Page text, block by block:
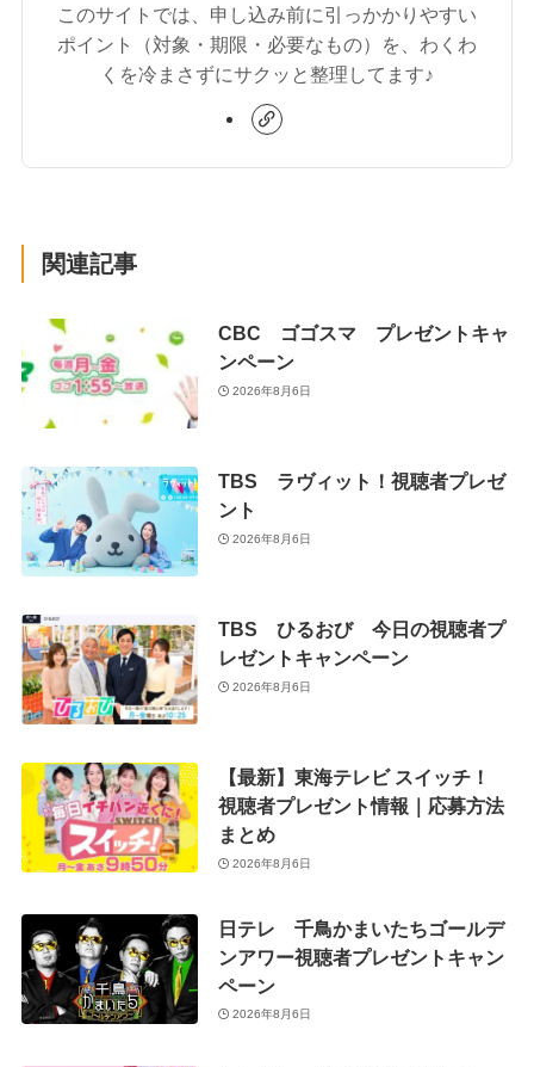
このサイトでは、申し込み前に引っかかりやすい
ポイント（対象・期限・必要なもの）を、わくわ
くを冷まさずにサクッと整理してます♪
関連記事
CBC ゴゴスマ プレゼントキャ
ンペーン
2026年8月6日
TBS ラヴィット！視聴者プレゼ
ント
2026年8月6日
TBS ひるおび 今日の視聴者プ
レゼントキャンペーン
2026年8月6日
【最新】東海テレビ スイッチ！
視聴者プレゼント情報｜応募方法
まとめ
2026年8月6日
日テレ 千鳥かまいたちゴールデ
ンアワー視聴者プレゼントキャン
ペーン
2026年8月6日